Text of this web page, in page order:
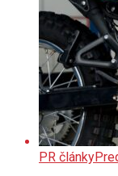
PR články